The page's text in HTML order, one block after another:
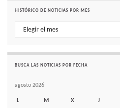
HISTÓRICO DE NOTICIAS POR MES
Histórico de noticias por mes
BUSCA LAS NOTICIAS POR FECHA
agosto 2026
L M X J